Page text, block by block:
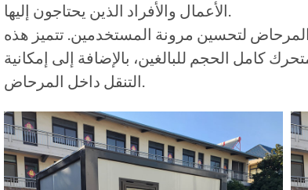
الأعمال والأفراد الذين يحتاجون إليها.
المرحاض لتحسين مرونة المستخدمين. تتميز هذه
كامل الحجم للبالغين، بالإضافة إلى إمكانية
التنقل داخل المرحاض.